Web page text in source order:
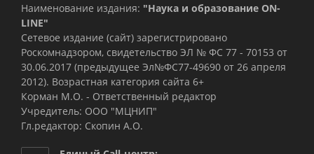
Наименование издания: "Наука и образование ON-
LINE"
Сетевое издание (сайт) зарегистрировано
Роскомнадзором, свидетельство ЭЛ № ФС 77 - 70153 от
30.06.2017 (предыдущее Эл№ФC77-49690 от 26 апреля
2012). Возрастная категория сайта 6+
Корман М.О. - Ответственный редактор
Учредитель: ООО "МЦНИП"
Гл.редактор: Скопин А.О.